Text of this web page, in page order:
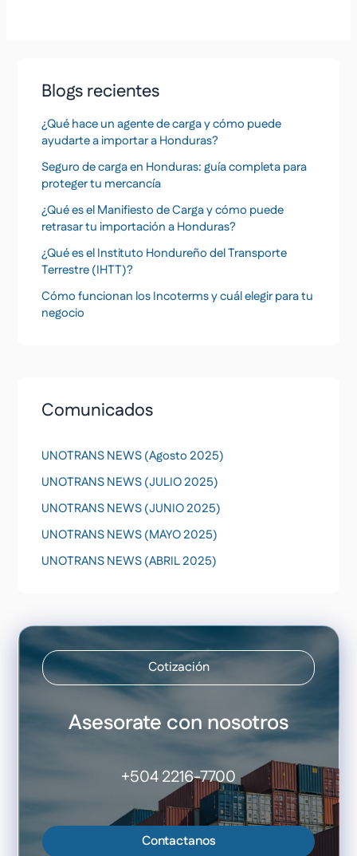
Blogs recientes
¿Qué hace un agente de carga y cómo puede
ayudarte a importar a Honduras?
Seguro de carga en Honduras: guía completa para
proteger tu mercancía
¿Qué es el Manifiesto de Carga y cómo puede
retrasar tu importación a Honduras?
¿Qué es el Instituto Hondureño del Transporte
Terrestre (IHTT)?
Cómo funcionan los Incoterms y cuál elegir para tu
negocio
Comunicados
UNOTRANS NEWS (Agosto 2025)
UNOTRANS NEWS (JULIO 2025)
UNOTRANS NEWS (JUNIO 2025)
UNOTRANS NEWS (MAYO 2025)
UNOTRANS NEWS (ABRIL 2025)
Cotización
Asesorate con nosotros
+504 2216-7700
Contactanos